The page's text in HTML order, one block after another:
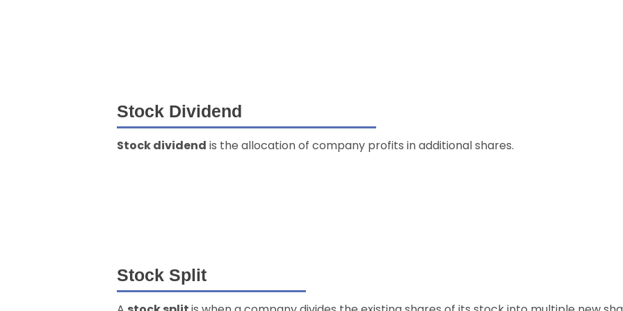
Stock Dividend
Stock dividend is the allocation of company profits in additional shares.
Stock Split